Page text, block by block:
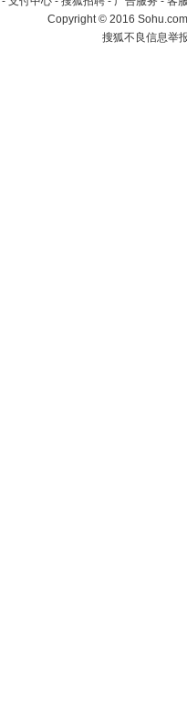
Copyright©2016
搜狐不良信息举